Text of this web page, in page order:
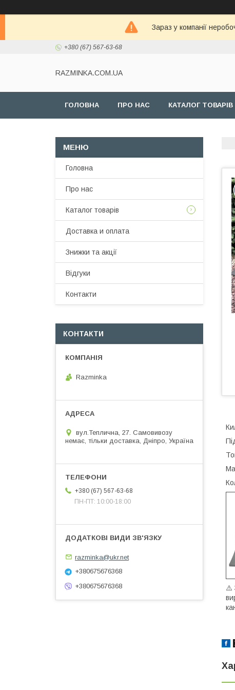
Зараз у компанії
+380 (67) 567-63-68
RAZMINKA.COM.UA
ГОЛОВНА ПРО НАС КАТАЛОГ ТОВАРІВ
⚠️
Головна
Про нас
Каталог товарів
Доставка и оплата
Знижки та акції
Відгуки
Контакти
КОНТАКТИ
Razminka
вул.Теплична, 27. Самовивозу
немає, тільки доставка, Дніпро, Україна
+380 (67) 567-63-68
ПН-ПТ: 10:00-18:00
razminka@ukr.net
+380675676368
+380675676368